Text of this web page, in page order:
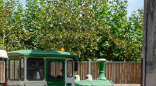
al norte de nuestro
Baix Empordà,
población de Pals
histórico